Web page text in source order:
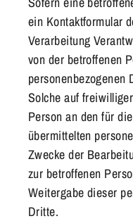
ein Kontaktformular
Verarbeitung
von der betroffenen
personenbezogenen
Solche auf
Person an den für
übermittelten
Zwecke der
zur betroffenen
Weitergabe dieser
Dritte.